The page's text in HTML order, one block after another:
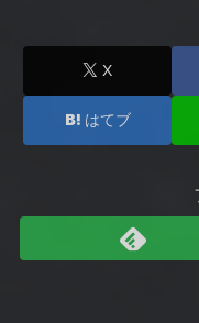
X
はてブ